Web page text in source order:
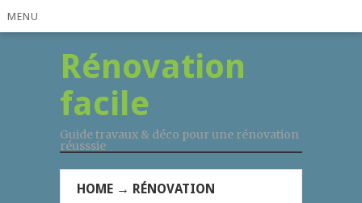
MENU
Rénovation
facile
Guide travaux & déco pour une rénovation
réusssie
HOME → RÉNOVATION